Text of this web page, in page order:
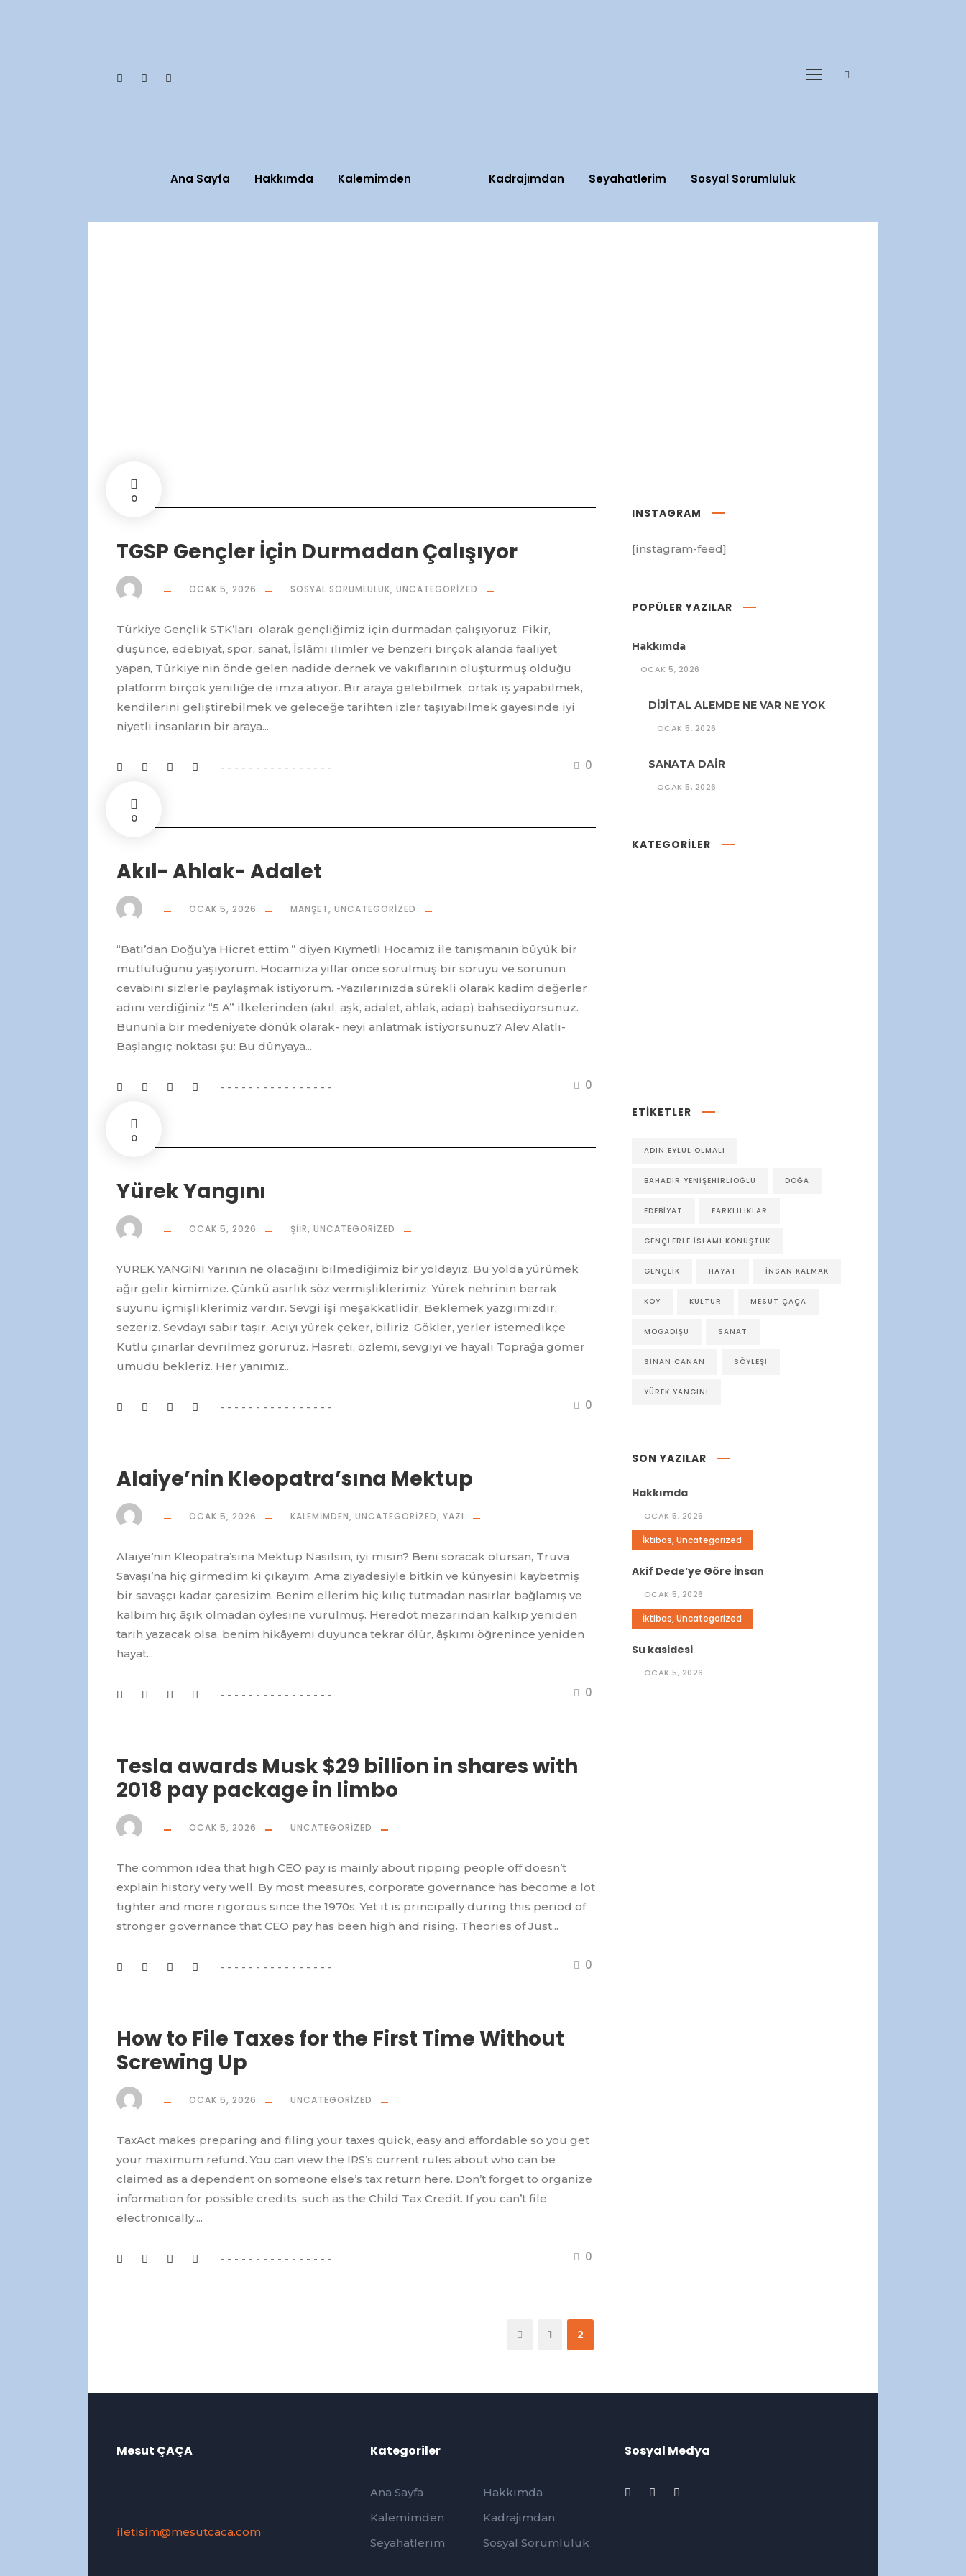
Ana Sayfa Hakkımda Kalemimden Kadrajımdan Seyahatlerim Sosyal Sorumluluk
0
TGSP Gençler İçin Durmadan Çalışıyor
0
OCAK 5, 2026 SOSYAL SORUMLULUK, UNCATEGORIZED
Türkiye Gençlik STK’ları olarak gençliğimiz için durmadan çalışıyoruz. Fikir,
düşünce, edebiyat, spor, sanat, İslâmi ilimler ve benzeri birçok alanda faaliyet
yapan, Türkiye‘nin önde gelen nadide dernek ve vakıflarının oluşturmuş olduğu
platform birçok yeniliğe de imza atıyor. Bir araya gelebilmek, ortak iş yapabilmek,
kendilerini geliştirebilmek ve geleceğe tarihten izler taşıyabilmek gayesinde iyi
niyetli insanların bir araya...
0
Akıl- Ahlak- Adalet
0
OCAK 5, 2026 MANŞET, UNCATEGORIZED
“Batı’dan Doğu’ya Hicret ettim.” diyen Kıymetli Hocamız ile tanışmanın büyük bir
mutluluğunu yaşıyorum. Hocamıza yıllar önce sorulmuş bir soruyu ve sorunun
cevabını sizlerle paylaşmak istiyorum. -Yazılarınızda sürekli olarak kadim değerler
adını verdiğiniz “5 A” ilkelerinden (akıl, aşk, adalet, ahlak, adap) bahsediyorsunuz.
Bununla bir medeniyete dönük olarak- neyi anlatmak istiyorsunuz? Alev Alatlı-
Başlangıç noktası şu: Bu dünyaya...
0
Yürek Yangını
0
OCAK 5, 2026 ŞIIR, UNCATEGORIZED
YÜREK YANGINI Yarının ne olacağını bilmediğimiz bir yoldayız, Bu yolda yürümek
ağır gelir kimimize. Çünkü asırlık söz vermişliklerimiz, Yürek nehrinin berrak
suyunu içmişliklerimiz vardır. Sevgi işi meşakkatlidir, Beklemek yazgımızdır,
sezeriz. Sevdayı sabır taşır, Acıyı yürek çeker, biliriz. Gökler, yerler istemedikçe
Kutlu çınarlar devrilmez görürüz. Hasreti, özlemi, sevgiyi ve hayali Toprağa gömer
umudu bekleriz. Her yanımız...
Alaiye’nin Kleopatra’sına Mektup
0
OCAK 5, 2026 KALEMIMDEN, UNCATEGORIZED, YAZI
Alaiye’nin Kleopatra’sına Mektup Nasılsın, iyi misin? Beni soracak olursan, Truva
Savaşı’na hiç girmedim ki çıkayım. Ama ziyadesiyle bitkin ve künyesini kaybetmiş
bir savaşçı kadar çaresizim. Benim ellerim hiç kılıç tutmadan nasırlar bağlamış ve
kalbim hiç âşık olmadan öylesine vurulmuş. Heredot mezarından kalkıp yeniden
tarih yazacak olsa, benim hikâyemi duyunca tekrar ölür, âşkımı öğrenince yeniden
hayat...
Tesla awards Musk $29 billion in shares with
2018 pay package in limbo
0
OCAK 5, 2026 UNCATEGORIZED
The common idea that high CEO pay is mainly about ripping people off doesn’t
explain history very well. By most measures, corporate governance has become a lot
tighter and more rigorous since the 1970s. Yet it is principally during this period of
stronger governance that CEO pay has been high and rising. Theories of Just...
How to File Taxes for the First Time Without
Screwing Up
0
OCAK 5, 2026 UNCATEGORIZED
TaxAct makes preparing and filing your taxes quick, easy and affordable so you get
your maximum refund. You can view the IRS’s current rules about who can be
claimed as a dependent on someone else’s tax return here. Don’t forget to organize
information for possible credits, such as the Child Tax Credit. If you can’t file
electronically,...
1 2
INSTAGRAM
[instagram-feed]
POPÜLER YAZILAR
Hakkımda
OCAK 5, 2026
DİJİTAL ALEMDE NE VAR NE YOK
OCAK 5, 2026
SANATA DAİR
OCAK 5, 2026
KATEGORILER
ETIKETLER
ADIN EYLÜL OLMALI
BAHADIR YENIŞEHIRLIOĞLU DOĞA
EDEBIYAT FARKLILIKLAR
GENÇLERLE İSLAMI KONUŞTUK
GENÇLIK HAYAT INSAN KALMAK
KÖY KÜLTÜR MESUT ÇAÇA
MOGADIŞU SANAT
SINAN CANAN SÖYLEŞI
YÜREK YANGINI
SON YAZILAR
Hakkımda
OCAK 5, 2026
İktibas,Uncategorized
Akif Dede’ye Göre İnsan
OCAK 5, 2026
İktibas,Uncategorized
Su kasidesi
OCAK 5, 2026
Mesut ÇAÇA
iletisim@mesutcaca.com
Kategoriler
Ana Sayfa
Hakkımda
Kalemimden
Kadrajımdan
Seyahatlerim
Sosyal Sorumluluk
Sosyal Medya